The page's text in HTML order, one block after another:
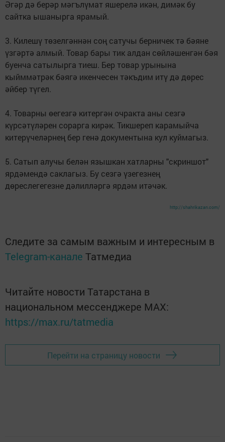
Әгәр дә берәр мәгълүмат яшерелә икән, димәк бу
сайтка ышанырга ярамый.
3. Килешү төзелгәннән соң сатучы берничек тә бәяне
үзгәртә алмый. Товар бары тик алдан сөйләшенгән бәя
буенча сатылырга тиеш. Бер товар урынына
кыйммәтрәк бәягә икенчесен тәкъдим итү дә дөрес
әйбер түгел.
4. Товарны өегезгә китергән очракта аны сезгә
күрсәтүләрен сорарга кирәк. Тикшереп карамыйча
китерүчеләрнең бер генә документына кул куймагыз.
5. Сатып алучы белән язышкан хатларны "скриншот"
ярдәмендә саклагыз. Бу сезгә үзегезнең
дөреслегегезне дәлилләргә ярдәм итәчәк.
http://shahrikazan.com/
Следите за самым важным и интересным в
Telegram-канале Татмедиа
Читайте новости Татарстана в
национальном мессенджере MАХ:
https://max.ru/tatmedia
Перейти на страницу новости